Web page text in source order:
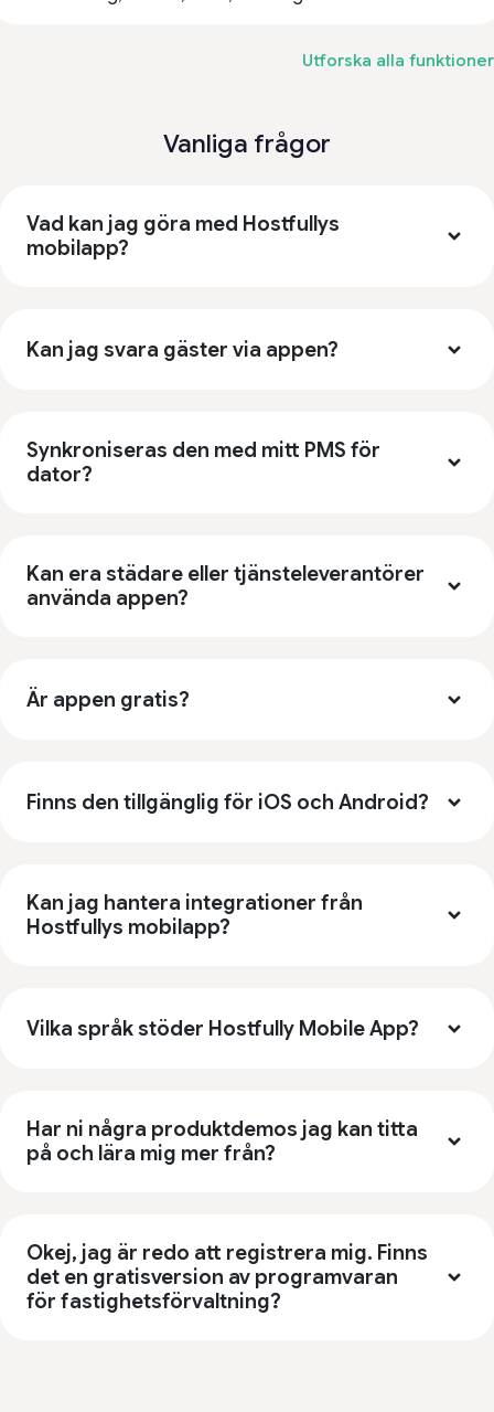
Utforska alla funktioner
Vanliga frågor
Vad kan jag göra med Hostfullys
mobilapp?
Kan jag svara gäster via appen?
Synkroniseras den med mitt PMS för
dator?
Kan era städare eller tjänsteleverantörer
använda appen?
Är appen gratis?
Finns den tillgänglig för iOS och Android?
Kan jag hantera integrationer från
Hostfullys mobilapp?
Vilka språk stöder Hostfully Mobile App?
Har ni några produktdemos jag kan titta
på och lära mig mer från?
Okej, jag är redo att registrera mig. Finns
det en gratisversion av programvaran
för fastighetsförvaltning?